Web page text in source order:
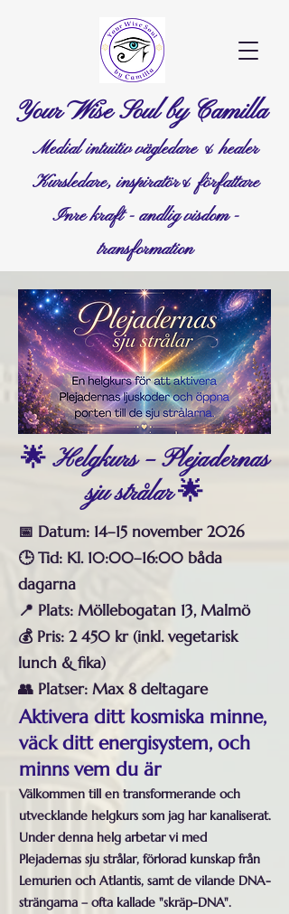
Your Wise Soul by Camilla
Medial intuitiv vägledare & healer
Kursledare, inspiratör& författare
Inre kraft - andlig visdom -
transformation
🌟 Helgkurs – Plejadernas
sju strålar 🌟
📅 Datum: 14–15 november 2026
🕒 Tid: Kl. 10:00–16:00 båda
dagarna
📍 Plats: Möllebogatan 13, Malmö
💰 Pris: 2 450 kr (inkl. vegetarisk
lunch & fika)
👥 Platser: Max 8 deltagare
​Aktivera ditt kosmiska minne,
väck ditt energisystem, och
minns vem du är
Välkommen till en transformerande och
utvecklande helgkurs som jag har kanaliserat.
Under denna helg arbetar vi med
Plejadernas sju strålar, förlorad kunskap från
Lemurien och Atlantis, samt de vilande DNA-
strängarna – ofta kallade "skräp-DNA".